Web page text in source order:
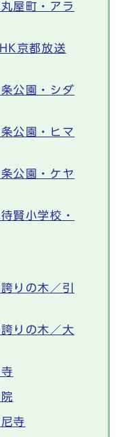
屋町・アラ
京都放送
公園・シダ
公園・ヒマ
公園・ケヤ
賢小学校・
りの木／引
りの木／大
寺